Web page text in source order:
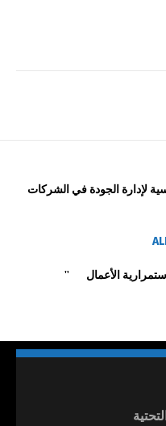
لإدارة الجودة في الشركات
الأعمال